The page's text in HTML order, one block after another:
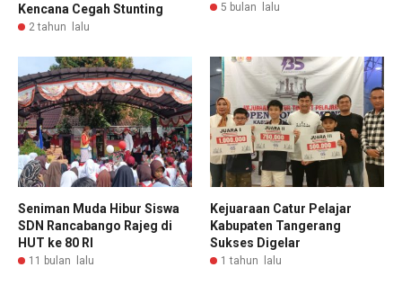
Kencana Cegah Stunting
2 tahun lalu
5 bulan lalu
Seniman Muda Hibur Siswa
SDN Rancabango Rajeg di
HUT ke 80 RI
11 bulan lalu
Kejuaraan Catur Pelajar
Kabupaten Tangerang
Sukses Digelar
1 tahun lalu